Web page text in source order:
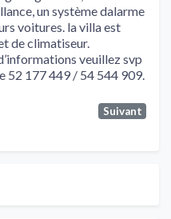
un système dalarme
voitures. la villa est
de climatiseur.
veuillez svp
52 177 449 / 54 544 909.
Suivant